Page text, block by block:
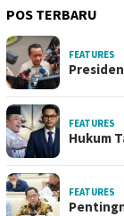
POS TERBARU
FEATURES
FEATURES
Hukum
FEATURES